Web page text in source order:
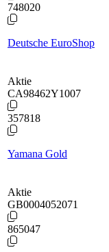
748020
Deutsche EuroShop
Aktie
CA98462Y1007
357818
Yamana Gold
Aktie
GB0004052071
865047